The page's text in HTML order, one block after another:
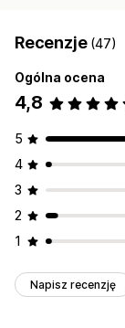
Recenzje (47)
Ogólna ocena
4,8
5
4
3
2
1
Napisz recenzję